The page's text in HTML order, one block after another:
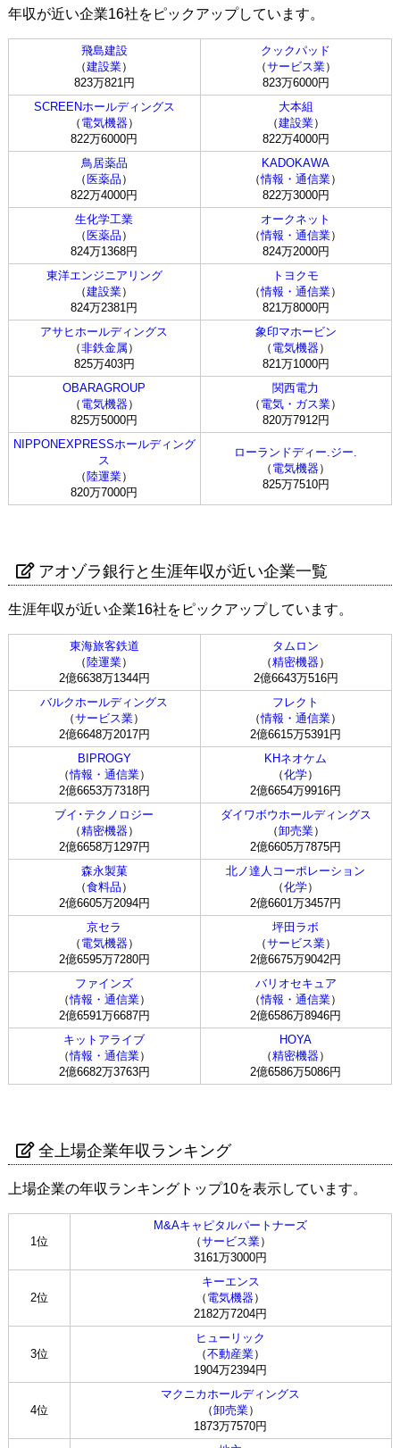
年収が近い企業16社をピックアップしています。
飛島建設
（建設業）
823万821円
クックパッド
（サービス業）
823万6000円
SCREENホールディングス
（ 電気機器）
822万6000円
大本組
（建設業）
822万4000円
鳥居薬品
（ 医薬品 ）
822万4000円
KADOKAWA
（情報・通信業）
822万3000円
生化学工業
（ 医薬品 ）
824万1368円
オークネット
（情報・通信業）
824万2000円
東洋エンジニアリング
（建設業）
824万2381円
トヨクモ
（情報・通信業）
821万8000円
アサヒホールディングス
（非鉄金属）
825万403円
象印マホービン
（ 電気機器）
821万1000円
OBARAGROUP
（ 電気機器）
825万5000円
関西電力
（ 電気・ガス業）
820万7912円
NIPPONEXPRESSホールディング
ス
（ 陸運業）
820万7000円
ローランドディー.ジー.
（ 電気機器）
825万7510円
アオゾラ銀行と生涯年収が近い企業一覧
生涯年収が近い企業16社をピックアップしています。
東海旅客鉄道
（ 陸運業）
2億6638万1344円
タムロン
（精密機器）
2億6643万516円
バルクホールディングス
（サービス業）
2億6648万2017円
フレクト
（情報・通信業）
2億6615万5391円
BIPROGY
（情報・通信業）
2億6653万7318円
KHネオケム
（化学）
2億6654万9916円
ブイ･テクノロジー
（精密機器）
2億6658万1297円
ダイワボウホールディングス
（卸売業）
2億6605万7875円
森永製菓
（食料品 ）
2億6605万2094円
北ノ達人コーポレーション
（化学）
2億6601万3457円
京セラ
（ 電気機器）
2億6595万7280円
坪田ラボ
（サービス業）
2億6675万9042円
ファインズ
（情報・通信業）
2億6591万6687円
バリオセキュア
（情報・通信業）
2億6586万8946円
キットアライブ
（情報・通信業）
2億6682万3763円
HOYA
（精密機器）
2億6586万5086円
全上場企業年収ランキング
上場企業の年収ランキングトップ10を表示しています。
1位
M&Aキャピタルパートナーズ
（サービス業）
3161万3000円
2位
キーエンス
（ 電気機器）
2182万7204円
3位
ヒューリック
（不動産業）
1904万2394円
4位
マクニカホールディングス
（卸売業）
1873万7570円